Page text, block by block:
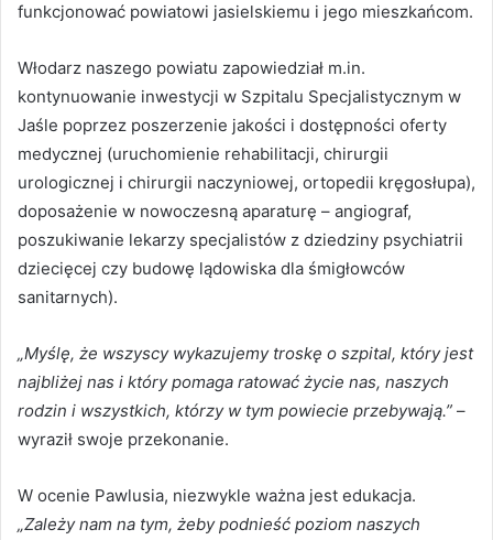
funkcjonować powiatowi jasielskiemu i jego mieszkańcom.
Włodarz naszego powiatu zapowiedział m.in.
kontynuowanie inwestycji w Szpitalu Specjalistycznym w
Jaśle poprzez poszerzenie jakości i dostępności oferty
medycznej (uruchomienie rehabilitacji, chirurgii
urologicznej i chirurgii naczyniowej, ortopedii kręgosłupa),
doposażenie w nowoczesną aparaturę – angiograf,
poszukiwanie lekarzy specjalistów z dziedziny psychiatrii
dziecięcej czy budowę lądowiska dla śmigłowców
sanitarnych).
„Myślę, że wszyscy wykazujemy troskę o szpital, który jest
najbliżej nas i który pomaga ratować życie nas, naszych
rodzin i wszystkich, którzy w tym powiecie przebywają.” –
wyraził swoje przekonanie.
W ocenie Pawlusia, niezwykle ważna jest edukacja.
„Zależy nam na tym, żeby podnieść poziom naszych